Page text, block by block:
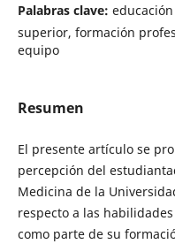
Palabras clave:
superior, formación
equipo
Resumen
El presente artículo se
percepción del
Medicina de la
respecto a las
como parte de su